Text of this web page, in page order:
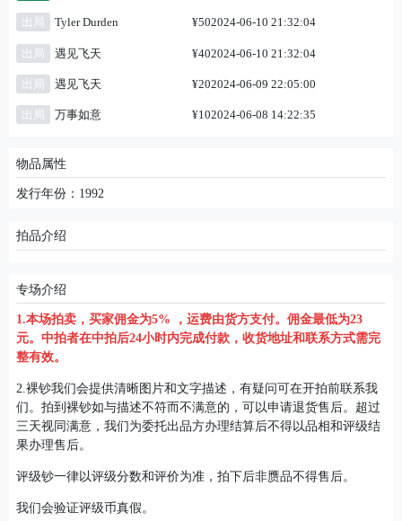
出局 Tyler Durden ¥502024-06-10 21:32:04
出局 遇见飞天 ¥402024-06-10 21:32:04
出局 遇见飞天 ¥202024-06-09 22:05:00
出局 万事如意 ¥102024-06-08 14:22:35
物品属性
发行年份：1992
拍品介绍
专场介绍
1.本场拍卖，买家佣金为5% ，运费由货方支付。佣金最低为23
元。中拍者在中拍后24小时内完成付款，收货地址和联系方式需完
整有效。
2.裸钞我们会提供清晰图片和文字描述，有疑问可在开拍前联系我
们。拍到裸钞如与描述不符而不满意的，可以申请退货售后。超过
三天视同满意，我们为委托出品方办理结算后不得以品相和评级结
果办理售后。
评级钞一律以评级分数和评价为准，拍下后非赝品不得售后。
我们会验证评级币真假。